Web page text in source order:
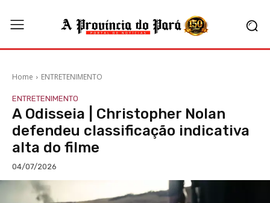
Home ENTRETENIMENTO
ENTRETENIMENTO
A Odisseia | Christopher Nolan
defendeu classificação indicativa
alta do filme
04/07/2026